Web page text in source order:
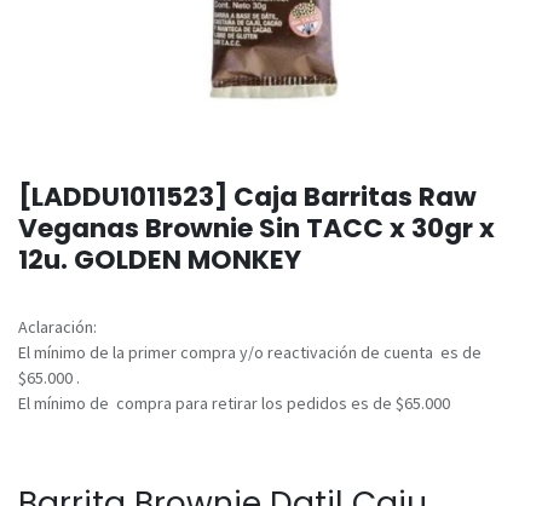
[LADDU1011523] Caja Barritas Raw
Veganas Brownie Sin TACC x 30gr x
12u. GOLDEN MONKEY
Aclaración:
El mínimo de la primer compra y/o reactivación de cuenta es de
$65.000 .
El mínimo de compra para retirar los pedidos es de $65.000